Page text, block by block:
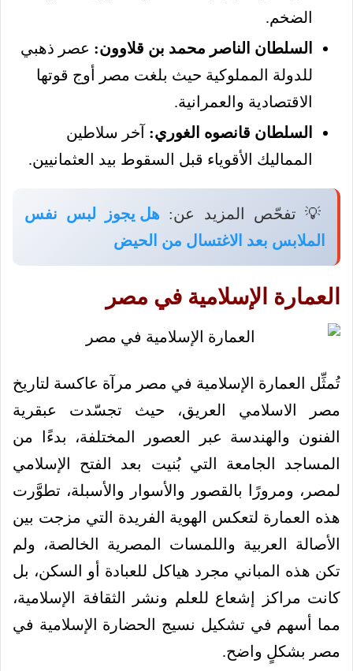
الضخم.
السلطان الناصر محمد بن قلاوون: عصر ذهبي
للدولة المملوكية حيث بلغت مصر أوج قوتها
الاقتصادية والعمرانية.
السلطان قانصوه الغوري: آخر سلاطين
المماليك الأقوياء قبل السقوط بيد العثمانيين.
💡 تفحّص المزيد عن: هل يجوز لبس نفس
الملابس بعد الاغتسال من الحيض
العمارة الإسلامية في مصر
تُمثِّل العمارة الإسلامية في مصر مرآة عاكسة لتاريخ
مصر الاسلامي العريق، حيث تجسّدت عبقرية
الفنون والهندسة عبر العصور المختلفة، بدءًا من
المساجد الجامعة التي بُنيت بعد الفتح الإسلامي
لمصر، ومرورًا بالقصور والأسوار والأسبلة، تطوَّرت
هذه العمارة لتعكس الهوية الفريدة التي مزجت بين
الأصالة العربية واللمسات المصرية الخالصة، ولم
تكن هذه المباني مجرد هياكل للعبادة أو السكن، بل
كانت مراكز إشعاع للعلم ونشر الثقافة الإسلامية،
مما أسهم في تشكيل نسيج الحضارة الإسلامية في
مصر بشكلٍ واضح.